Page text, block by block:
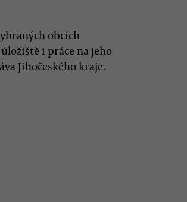
obcích
i práce na jeho
Jihočeského kraje.